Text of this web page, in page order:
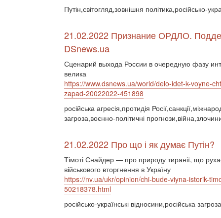
Путін,світогляд,зовнішня політика,російсько-
21.02.2022 Признание ОРДЛО.
DSnews.ua
Сценарий выхода России в очередную фазу
велика
https://www.dsnews.ua/world/delo-idet-k-voyne-
zapad-20022022-451898
російська агресія,протидія
загроза,воєнно-політичні
21.02.2022 Про що і як думає Путін?
Тімоті Снайдер — про природу тиранії, що
військового вторгнення в Україну
https://nv.ua/ukr/opinion/chi-bude-viyna-istorik-
50218378.html
російсько-українські відносини,російська